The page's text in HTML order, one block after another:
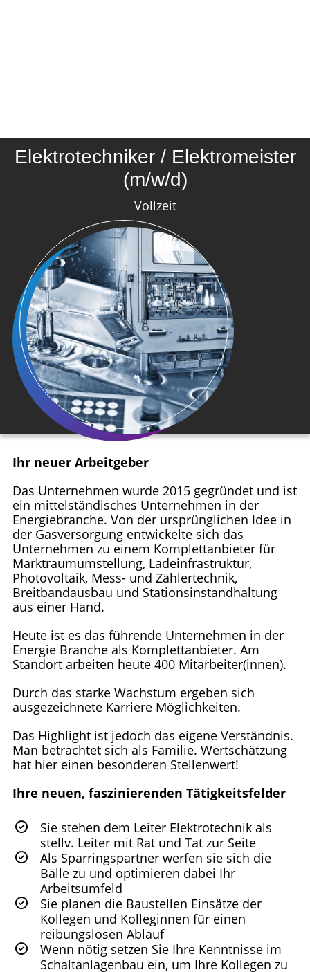
Elektrotechniker / Elektromeister
(m/w/d)
Vollzeit
Ihr neuer Arbeitgeber
Das Unternehmen wurde 2015 gegründet und ist
ein mittelständisches Unternehmen in der
Energiebranche. Von der ursprünglichen Idee in
der Gasversorgung entwickelte sich das
Unternehmen zu einem Komplettanbieter für
Marktraumumstellung, Ladeinfrastruktur,
Photovoltaik, Mess- und Zählertechnik,
Breitbandausbau und Stationsinstandhaltung
aus einer Hand.
Heute ist es das führende Unternehmen in der
Energie Branche als Komplettanbieter. Am
Standort arbeiten heute 400 Mitarbeiter(innen).
Durch das starke Wachstum ergeben sich
ausgezeichnete Karriere Möglichkeiten.
Das Highlight ist jedoch das eigene Verständnis.
Man betrachtet sich als Familie. Wertschätzung
hat hier einen besonderen Stellenwert!
Ihre neuen, faszinierenden Tätigkeitsfelder
Sie stehen dem Leiter Elektrotechnik als
stellv. Leiter mit Rat und Tat zur Seite
Als Sparringspartner werfen sie sich die
Bälle zu und optimieren dabei Ihr
Arbeitsumfeld
Sie planen die Baustellen Einsätze der
Kollegen und Kolleginnen für einen
reibungslosen Ablauf
Wenn nötig setzen Sie Ihre Kenntnisse im
Schaltanlagenbau ein, um Ihre Kollegen zu